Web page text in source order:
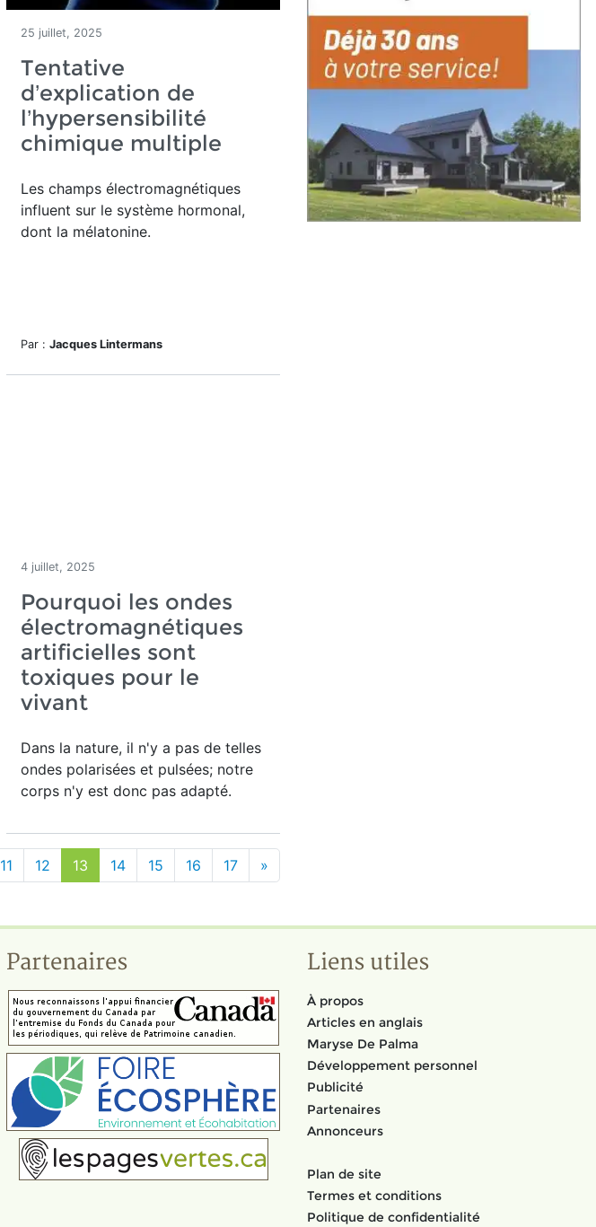
25 juillet, 2025
Tentative
d’explication de
l’hypersensibilité
chimique multiple
Les champs électromagnétiques
influent sur le système hormonal,
dont la mélatonine.
Par : Jacques Lintermans
4 juillet, 2025
Pourquoi les ondes
électromagnétiques
artificielles sont
toxiques pour le
vivant
Dans la nature, il n'y a pas de telles
ondes polarisées et pulsées; notre
corps n'y est donc pas adapté.
11 12 13 14 15 16 17 »
Partenaires Liens utiles
À propos
Articles en anglais
Maryse De Palma
Développement personnel
Publicité
Partenaires
Annonceurs
Plan de site
Termes et conditions
Politique de confidentialité